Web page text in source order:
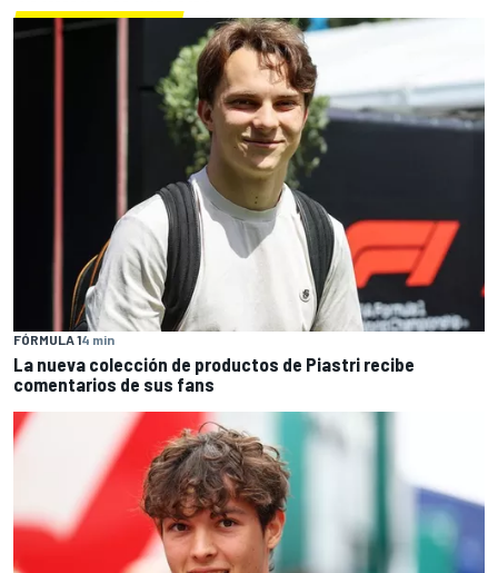
FÓRMULA 14 min
La nueva colección de productos de Piastri recibe
comentarios de sus fans